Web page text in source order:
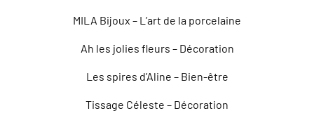
MILA Bijoux – L’art de la porcelaine
Ah les jolies fleurs – Décoration
Les spires d’Aline – Bien-être
Tissage Céleste – Décoration